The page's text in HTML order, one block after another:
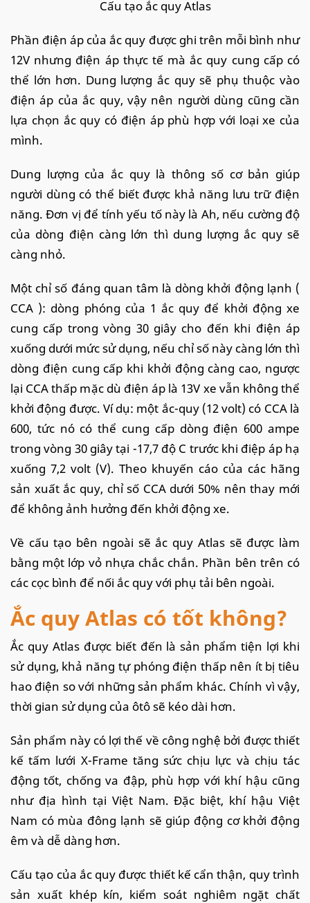
Cấu tạo ắc quy Atlas
Phần điện áp của ắc quy được ghi trên mỗi bình như
12V nhưng điện áp thực tế mà ắc quy cung cấp có
thể lớn hơn. Dung lượng ắc quy sẽ phụ thuộc vào
điện áp của ắc quy, vậy nên người dùng cũng cần
lựa chọn ắc quy có điện áp phù hợp với loại xe của
mình.
Dung lượng của ắc quy là thông số cơ bản giúp
người dùng có thể biết được khả năng lưu trữ điện
năng. Đơn vị để tính yếu tố này là Ah, nếu cường độ
của dòng điện càng lớn thì dung lượng ắc quy sẽ
càng nhỏ.
Một chỉ số đáng quan tâm là dòng khởi động lạnh (
CCA ): dòng phóng của 1 ắc quy để khởi động xe
cung cấp trong vòng 30 giây cho đến khi điện áp
xuống dưới mức sử dụng, nếu chỉ số này càng lớn thì
dòng điện cung cấp khi khởi động càng cao, ngược
lại CCA thấp mặc dù điện áp là 13V xe vẫn không thể
khởi động được. Ví dụ: một ắc-quy (12 volt) có CCA là
600, tức nó có thể cung cấp dòng điện 600 ampe
trong vòng 30 giây tại -17,7 độ C trước khi điệp áp hạ
xuống 7,2 volt (V). Theo khuyến cáo của các hãng
sản xuất ắc quy, chỉ số CCA dưới 50% nên thay mới
để không ảnh hưởng đến khởi động xe.
Về cấu tạo bên ngoài sẽ ắc quy Atlas sẽ được làm
bằng một lớp vỏ nhựa chắc chắn. Phần bên trên có
các cọc bình để nối ắc quy với phụ tải bên ngoài.
Ắc quy Atlas có tốt không?
Ắc quy Atlas được biết đến là sản phẩm tiện lợi khi
sử dụng, khả năng tự phóng điện thấp nên ít bị tiêu
hao điện so với những sản phẩm khác. Chính vì vậy,
thời gian sử dụng của ôtô sẽ kéo dài hơn.
Sản phẩm này có lợi thế về công nghệ bởi được thiết
kế tấm lưới X-Frame tăng sức chịu lực và chịu tác
động tốt, chống va đập, phù hợp với khí hậu cũng
như địa hình tại Việt Nam. Đặc biệt, khí hậu Việt
Nam có mùa đông lạnh sẽ giúp động cơ khởi động
êm và dễ dàng hơn.
Cấu tạo của ắc quy được thiết kế cẩn thận, quy trình
sản xuất khép kín, kiểm soát nghiêm ngặt chất